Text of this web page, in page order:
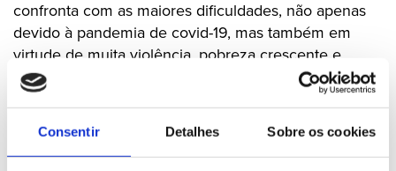
Consentir Detalhes Sobre os cookies
confronta com as maiores dificuldades, não apenas
devido à pandemia de covid-19, mas também em
virtude de muita violência, pobreza crescente e
incerteza política.
às Autoridades do Haiti e apresenta a suas mais
sentidas condolências às famílias das vítimas.